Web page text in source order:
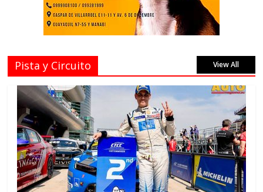
Pista y Circuito View All